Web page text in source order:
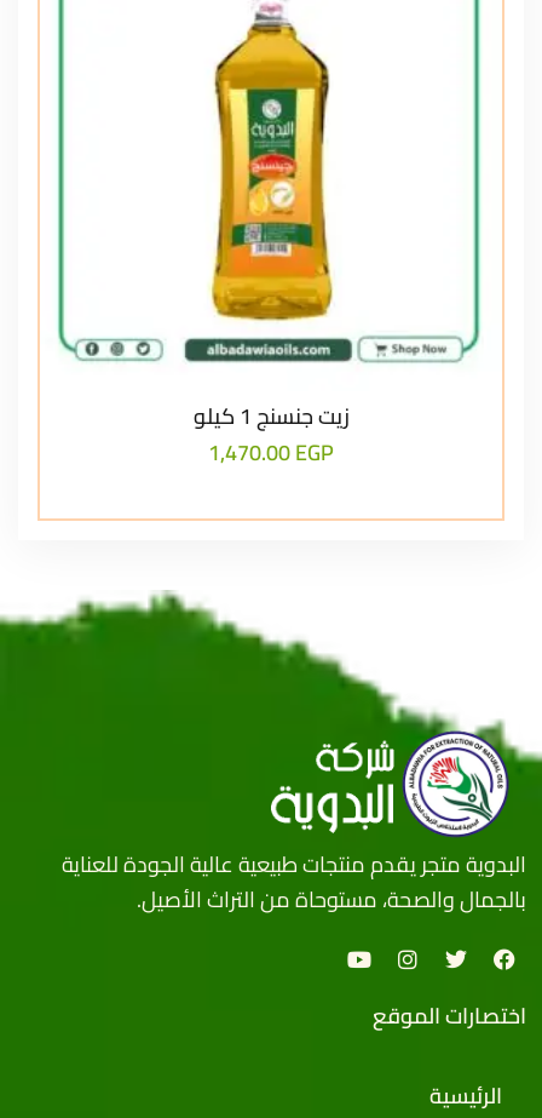
زيت جنسنج 1 كيلو
1,470.00EGP
البدوية متجر يقدم منتجات طبيعية عالية الجودة للعناية
بالجمال والصحة، مستوحاة من التراث الأصيل.
اختصارات الموقع
الرئيسية